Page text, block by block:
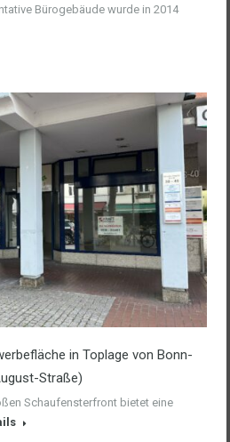
Bürogebäude wurde in 2014
in Toplage von Bonn-
Straße)
Schaufensterfront bietet eine